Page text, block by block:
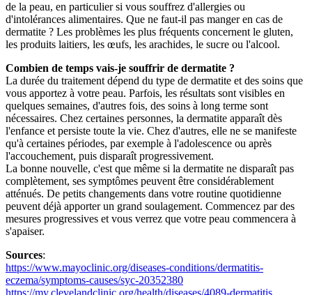
de la peau, en particulier si vous souffrez d'allergies ou
d'intolérances alimentaires. Que ne faut-il pas manger en cas de
dermatite ? Les problèmes les plus fréquents concernent le gluten,
les produits laitiers, les œufs, les arachides, le sucre ou l'alcool.
Combien de temps vais-je souffrir de dermatite ?
La durée du traitement dépend du type de dermatite et des soins que
vous apportez à votre peau. Parfois, les résultats sont visibles en
quelques semaines, d'autres fois, des soins à long terme sont
nécessaires. Chez certaines personnes, la dermatite apparaît dès
l'enfance et persiste toute la vie. Chez d'autres, elle ne se manifeste
qu'à certaines périodes, par exemple à l'adolescence ou après
l'accouchement, puis disparaît progressivement.
La bonne nouvelle, c'est que même si la dermatite ne disparaît pas
complètement, ses symptômes peuvent être considérablement
atténués. De petits changements dans votre routine quotidienne
peuvent déjà apporter un grand soulagement. Commencez par des
mesures progressives et vous verrez que votre peau commencera à
s'apaiser.
Sources:
https://www.mayoclinic.org/diseases-conditions/dermatitis-
eczema/symptoms-causes/syc-20352380